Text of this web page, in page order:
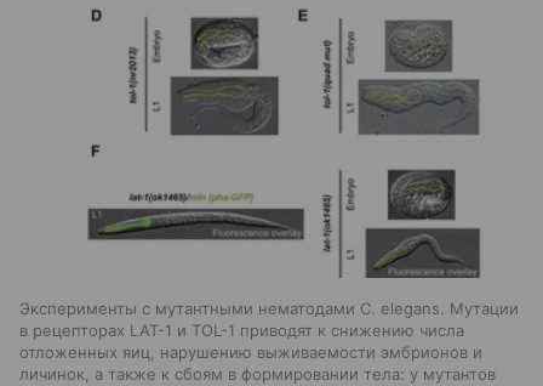
Эксперименты с мутантными нематодами C. elegans. Мутации
в рецепторах LAT-1 и TOL-1 приводят к снижению числа
отложенных яиц, нарушению выживаемости эмбрионов и
личинок, а также к сбоям в формировании тела: у мутантов